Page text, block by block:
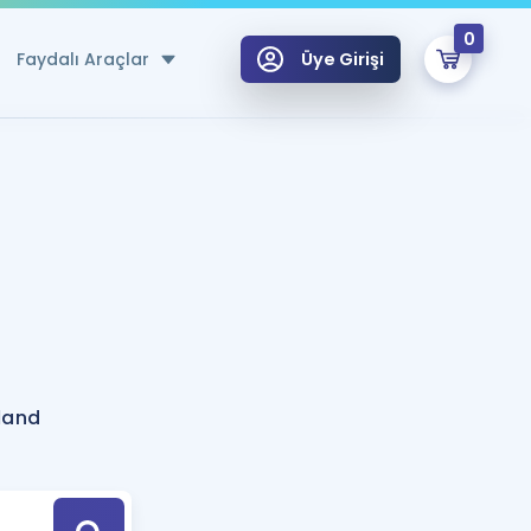
Faydalı Araçlar
Hesaplama Aracı
için Öneriler
Tek Takvimde
Üye Girişi
0
Hoca ile seni sınava hazırlayacak onlarca eğitim seni bekliyor!